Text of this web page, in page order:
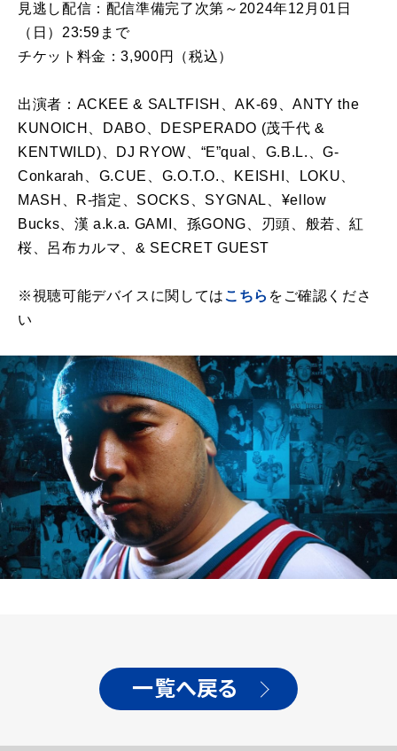
見逃し配信：配信準備完了次第～ 2024年12 月 01 日
（日） 23:59 まで
チケット料金：3,900円（税込）
出演者： ACKEE & SALTFISH 、AK-69 、ANTY the
KUNOICH
DABO DESPERADO (茂千代 &
KENTWILD)
DJ RYOW “E”qual G.B.L. 、G-
Conkarah
G.CUE G.O.T.O. KEISHI LOKU
MASH
R-指定、 SOCKS SYGNAL
¥ellow
Bucks 、漢 a.k.a. GAMI 、孫GONG 、刃頭、般若、紅
桜、呂布カルマ、& SECRET GUEST
※視聴可能デバイスに関してはこちら をご確認くださ
い
一覧へ戻る